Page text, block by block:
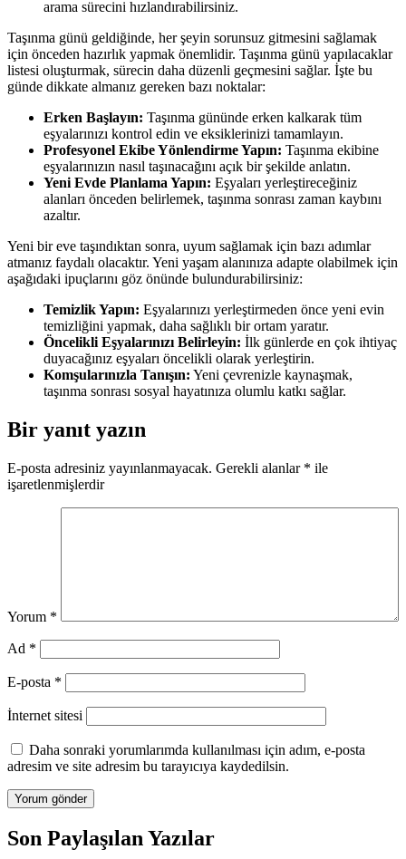
arama sürecini hızlandırabilirsiniz.
Taşınma günü geldiğinde, her şeyin sorunsuz gitmesini sağlamak
için önceden hazırlık yapmak önemlidir. Taşınma günü yapılacaklar
listesi oluşturmak, sürecin daha düzenli geçmesini sağlar. İşte bu
günde dikkate almanız gereken bazı noktalar:
Erken Başlayın: Taşınma gününde erken kalkarak tüm
eşyalarınızı kontrol edin ve eksiklerinizi tamamlayın.
Profesyonel Ekibe Yönlendirme Yapın: Taşınma ekibine
eşyalarınızın nasıl taşınacağını açık bir şekilde anlatın.
Yeni Evde Planlama Yapın: Eşyaları yerleştireceğiniz
alanları önceden belirlemek, taşınma sonrası zaman kaybını
azaltır.
Yeni bir eve taşındıktan sonra, uyum sağlamak için bazı adımlar
atmanız faydalı olacaktır. Yeni yaşam alanınıza adapte olabilmek için
aşağıdaki ipuçlarını göz önünde bulundurabilirsiniz:
Temizlik Yapın: Eşyalarınızı yerleştirmeden önce yeni evin
temizliğini yapmak, daha sağlıklı bir ortam yaratır.
Öncelikli Eşyalarınızı Belirleyin: İlk günlerde en çok ihtiyaç
duyacağınız eşyaları öncelikli olarak yerleştirin.
Komşularınızla Tanışın: Yeni çevrenizle kaynaşmak,
taşınma sonrası sosyal hayatınıza olumlu katkı sağlar.
Bir yanıt yazın
E-posta adresiniz yayınlanmayacak. Gerekli alanlar * ile
işaretlenmişlerdir
Yorum *
Ad *
E-posta *
İnternet sitesi
Daha sonraki yorumlarımda kullanılması için adım, e-posta
adresim ve site adresim bu tarayıcıya kaydedilsin.
Son Paylaşılan Yazılar